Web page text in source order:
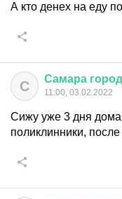
А кто денех на еду
С Самара
11:00, 03.02.2022
Сижу уже 3 дня дома
поликлинники,